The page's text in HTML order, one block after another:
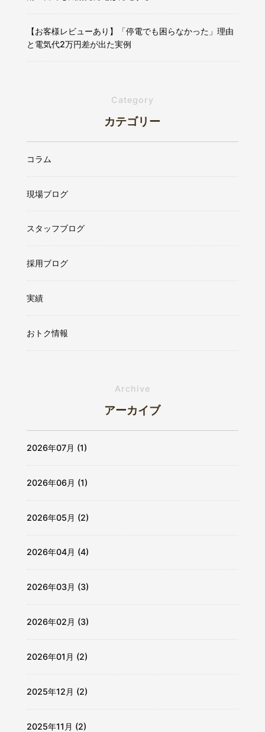
【お客様レビューあり】「停電でも困らなかった」理由
と電気代2万円差が出た実例
Category
カテゴリー
コラム
現場ブログ
スタッフブログ
採用ブログ
実績
おトク情報
Archive
アーカイブ
2026年07月 (1)
2026年06月 (1)
2026年05月 (2)
2026年04月 (4)
2026年03月 (3)
2026年02月 (3)
2026年01月 (2)
2025年12月 (2)
2025年11月 (2)